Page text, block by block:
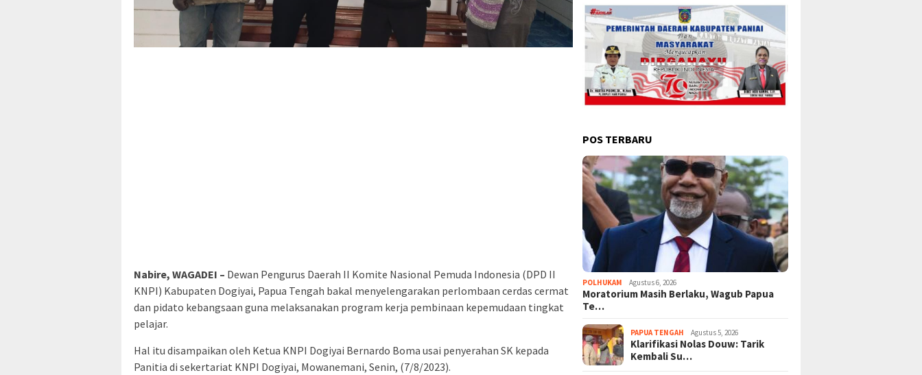
Nabire, WAGADEI – Dewan Pengurus Daerah II Komite Nasional Pemuda Indonesia (DPD II
KNPI) Kabupaten Dogiyai, Papua Tengah bakal menyelengarakan perlombaan cerdas cermat
dan pidato kebangsaan guna melaksanakan program kerja pembinaan kepemudaan tingkat
pelajar.
Hal itu disampaikan oleh Ketua KNPI Dogiyai Bernardo Boma usai penyerahan SK kepada
Panitia di sekertariat KNPI Dogiyai, Mowanemani, Senin, (7/8/2023).
POS TERBARU
POLHUKAM Agustus 6, 2026
Moratorium Masih Berlaku, Wagub Papua
Te…
PAPUA TENGAH Agustus 5, 2026
Klarifikasi Nolas Douw: Tarik
Kembali Su…